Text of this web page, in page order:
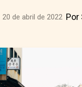
20 de abril de 2022 Por